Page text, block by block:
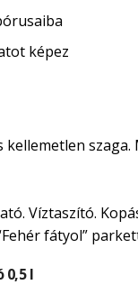
képez
kellemetlen
Víztaszító.
fátyol”
0,5 l